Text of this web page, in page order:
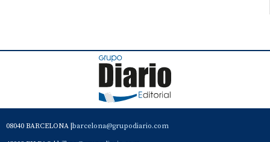
08040 BARCELONA | barcelona@grupodiario.com